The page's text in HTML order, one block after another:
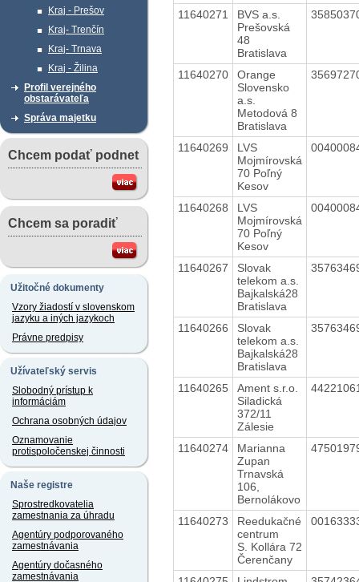
Kraj - Prešov
Kraj- Trenčín
Kraj- Trnava
Kraj - Žilina
Profil verejného
obstarávateľa
Správa majetku
Chcem podať podnet
Chcem sa poradiť
Užitočné dokumenty
Vzory žiadostí v slovenskom
jazyku a iných jazykoch
Právne predpisy
Užívateľský servis
Slobodný prístup k
informáciám
Ochrana osobných údajov
Oznamovanie
protispoločenskej činnosti
Naše registre
Sprostredkovatelia
zamestnania za úhradu
Agentúry podporovaného
zamestnávania
Agentúry dočasného
zamestnávania
11640271
BVS a.s.
Prešovská
48
Bratislava
11640270
Orange
Slovensko
a.s.
Metodová 8
Bratislava
11640269
LVS
Mojmírovská
70 Poľný
Kesov
11640268
LVS
Mojmírovská
70 Poľný
Kesov
11640267
Slovak
telekom a.s.
Bajkalská28
Bratislava
11640266
Slovak
telekom a.s.
Bajkalská28
Bratislava
11640265
Ament s.r.o.
Siladická
372/11
Zálesie
11640274
Marianna
Zupan
Trnavská
106,
Bernolákovo
11640273
Reedukačné
centrum
S. Kollára 72
Čerenčany